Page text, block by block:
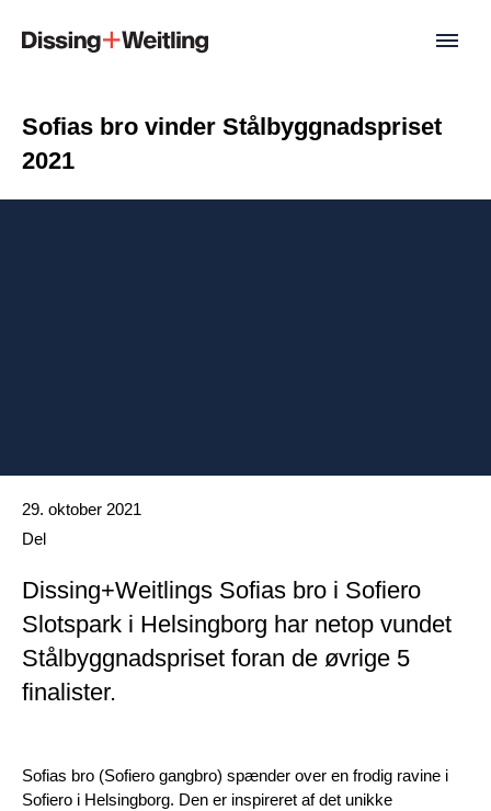
Sofias bro vinder Stålbyggnadspriset
2021
Date published
29. oktober 2021
Dissing+Weitlings Sofias bro i Sofiero
Slotspark i Helsingborg har netop vundet
Stålbyggnadspriset foran de øvrige 5
finalister.
Del
Sofias bro (Sofiero gangbro) spænder over en frodig ravine i
Sofiero i Helsingborg. Den er inspireret af det unikke